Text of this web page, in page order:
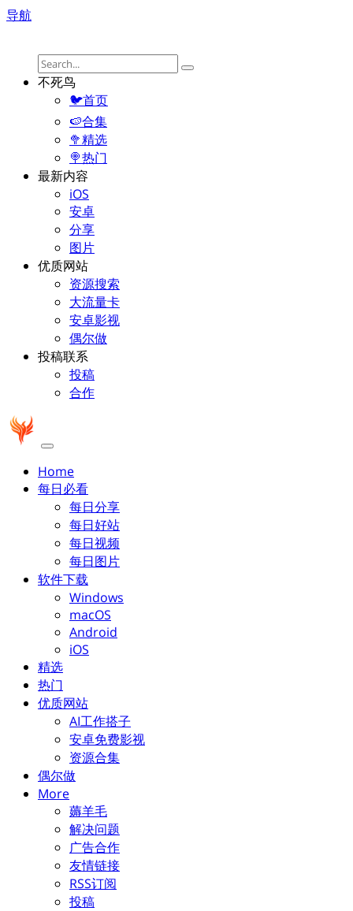
导航
不死鸟
🐦首页
🍉合集
🥦精选
🍭热门
最新内容
iOS
安卓
分享
图片
优质网站
资源搜索
大流量卡
安卓影视
偶尔做
投稿联系
投稿
合作
Home
每日必看
每日分享
每日好站
每日视频
每日图片
软件下载
Windows
macOS
Android
iOS
精选
热门
优质网站
AI工作搭子
安卓免费影视
资源合集
偶尔做
More
薅羊毛
解决问题
广告合作
友情链接
RSS订阅
投稿